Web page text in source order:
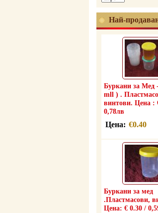
Най-
Буркани за Мед
mll ) .
винтови. Цена :
0,78лв
Цена: €0.40
Буркани за мед
.Пластмасови,
Цена: € 0.30 /